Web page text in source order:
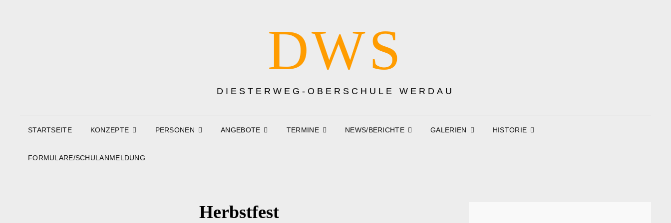
DWS
DIESTERWEG-OBERSCHULE WERDAU
STARTSEITE KONZEPTE PERSONEN ANGEBOTE TERMINE NEWS/BERICHTE GALERIEN HISTORIE
FORMULARE/SCHULANMELDUNG
Herbstfest